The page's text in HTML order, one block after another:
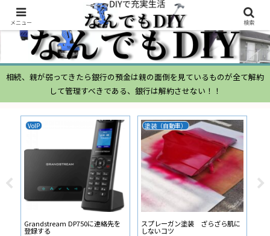
相続、親が弱ってきたら銀行の預金は親の面倒を見ているものが全て解約
して管理すべきである、銀行は解約させない！！
VoIP
Grandstream DP750に連絡先を
登録する
塗装（自動車）
スプレーガン塗装 ざらざら肌に
しないコツ
ム
メニュー 検索